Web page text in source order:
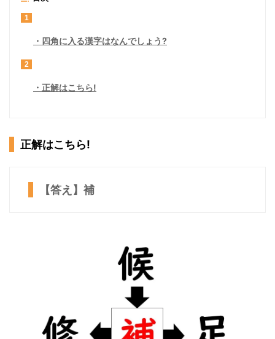
1
四角に入る漢字はなんでしょう?
2
正解はこちら!
正解はこちら!
【答え】補